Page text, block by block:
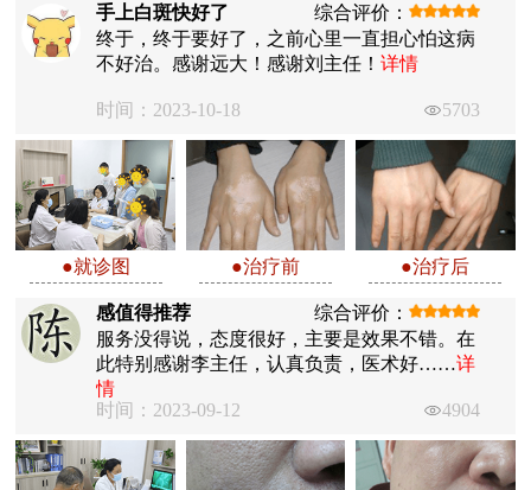
手上白斑快好了
综合评价：
终于，终于要好了，之前心里一直担心怕这病
不好治。感谢远大！感谢刘主任！详情
时间：2023-10-18 5703
●就诊图 ●治疗前 ●治疗后
感值得推荐
综合评价：
服务没得说，态度很好，主要是效果不错。在
此特别感谢李主任，认真负责，医术好……详
情
时间：2023-09-12
4904